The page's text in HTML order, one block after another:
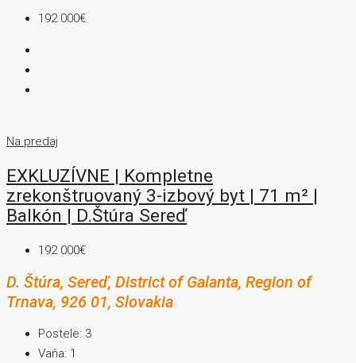
192 000€
Na predaj
EXKLUZÍVNE | Kompletne
zrekonštruovaný 3-izbový byt | 71 m² |
Balkón | D.Štúra Sereď
192 000€
D. Štúra, Sereď, District of Galanta, Region of
Trnava, 926 01, Slovakia
Postele: 3
Vaňa: 1